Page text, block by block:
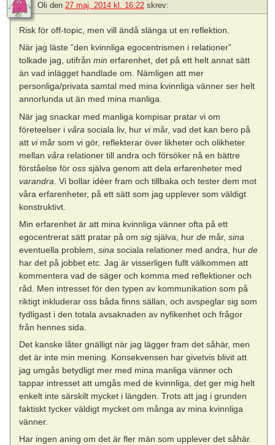
Oli den 27 maj, 2014 kl. 16:22 skrev:
Risk för off-topic, men vill ändå slänga ut en reflektion.
När jag läste ”den kvinnliga egocentrismen i relationer”
tolkade jag, utifrånmin erfarenhet, det på ett helt annat sätt
än vad inlägget handlade om. Nämligen att mer
personliga/privata samtal med mina kvinnliga vänner ser helt
annorlunda ut än med mina manliga.
När jag snackar med manliga kompisar pratar vi om
företeelser ivåra sociala liv, hurvimår, vad det kan bero på
attvimår som vi gör, reflekterar över likheter och olikheter
mellanvåra relationer till andra och försöker nå en bättre
förståelse föross själva genom att dela erfarenheter med
varandra . Vi bollar idéer fram och tillbaka och tester dem mot
våra erfarenheter, på ett sätt som jag upplever som väldigt
konstruktivt.
Min erfarenhet är att mina kvinnliga vänner ofta på ett
egocentrerat sätt pratar på omsig själva, hurde mår,sina
eventuella problem,sina sociala relationer med andra, hurde
har det på jobbet etc. Jag är visserligen fullt välkommen att
kommentera vad de säger och komma med reflektioner och
råd. Men intresset för den typen av kommunikation som på
riktigt inkluderar oss båda finns sällan, och avspeglar sig som
tydligast i den totala avsaknaden av nyfikenhet och frågor
från hennes sida.
Det kanske låter gnälligt när jag lägger fram det såhär, men
det är inte min mening. Konsekvensen har givetvis blivit att
jag umgås betydligt mer med mina manliga vänner och
tappar intresset att umgås med de kvinnliga, det ger mig helt
enkelt inte särskilt mycket i längden. Trots att jag i grunden
faktiskt tycker väldigt mycket om många av mina kvinnliga
vänner.
Har ingen aning om det är fler män som upplever det såhär.